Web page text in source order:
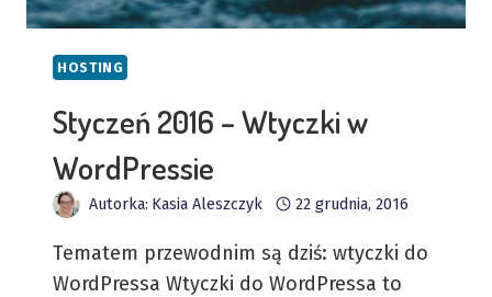
HOSTING
Styczeń 2016 – Wtyczki w
WordPressie
Autorka: Kasia Aleszczyk 22 grudnia, 2016
Tematem przewodnim są dziś: wtyczki do
WordPressa Wtyczki do WordPressa to